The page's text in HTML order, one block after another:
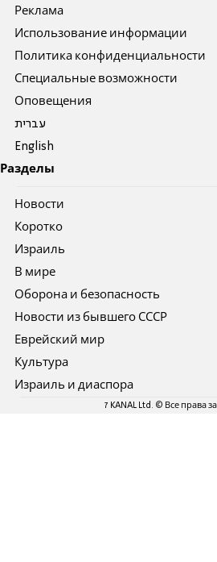
Реклама
Использование информации
Политика конфиденциальности
Специальные возможности
Оповещения
עברית
English
Разделы
Новости
Коротко
Израиль
В мире
Оборона и безопасность
Новости из бывшего СССР
Еврейский мир
Культура
Израиль и диаспора
7 KANAL Ltd. © Все права